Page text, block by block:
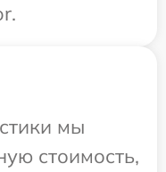
мы
стоимость,